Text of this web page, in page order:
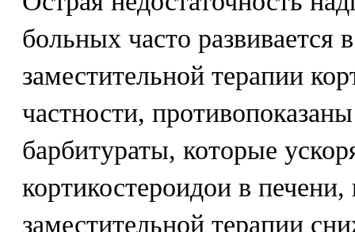
больных часто развивается
заместительной терапии
частности,
барбитураты, которые
кортикостероидои в
заместительной терапии